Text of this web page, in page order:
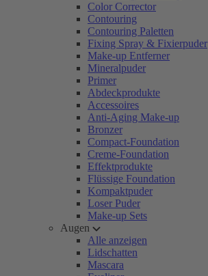
Color Corrector
Contouring
Contouring Paletten
Fixing Spray & Fixierpuder
Make-up Entferner
Mineralpuder
Primer
Abdeckprodukte
Accessoires
Anti-Aging Make-up
Bronzer
Compact-Foundation
Creme-Foundation
Effektprodukte
Flüssige Foundation
Kompaktpuder
Loser Puder
Make-up Sets
Augen
Alle anzeigen
Lidschatten
Mascara